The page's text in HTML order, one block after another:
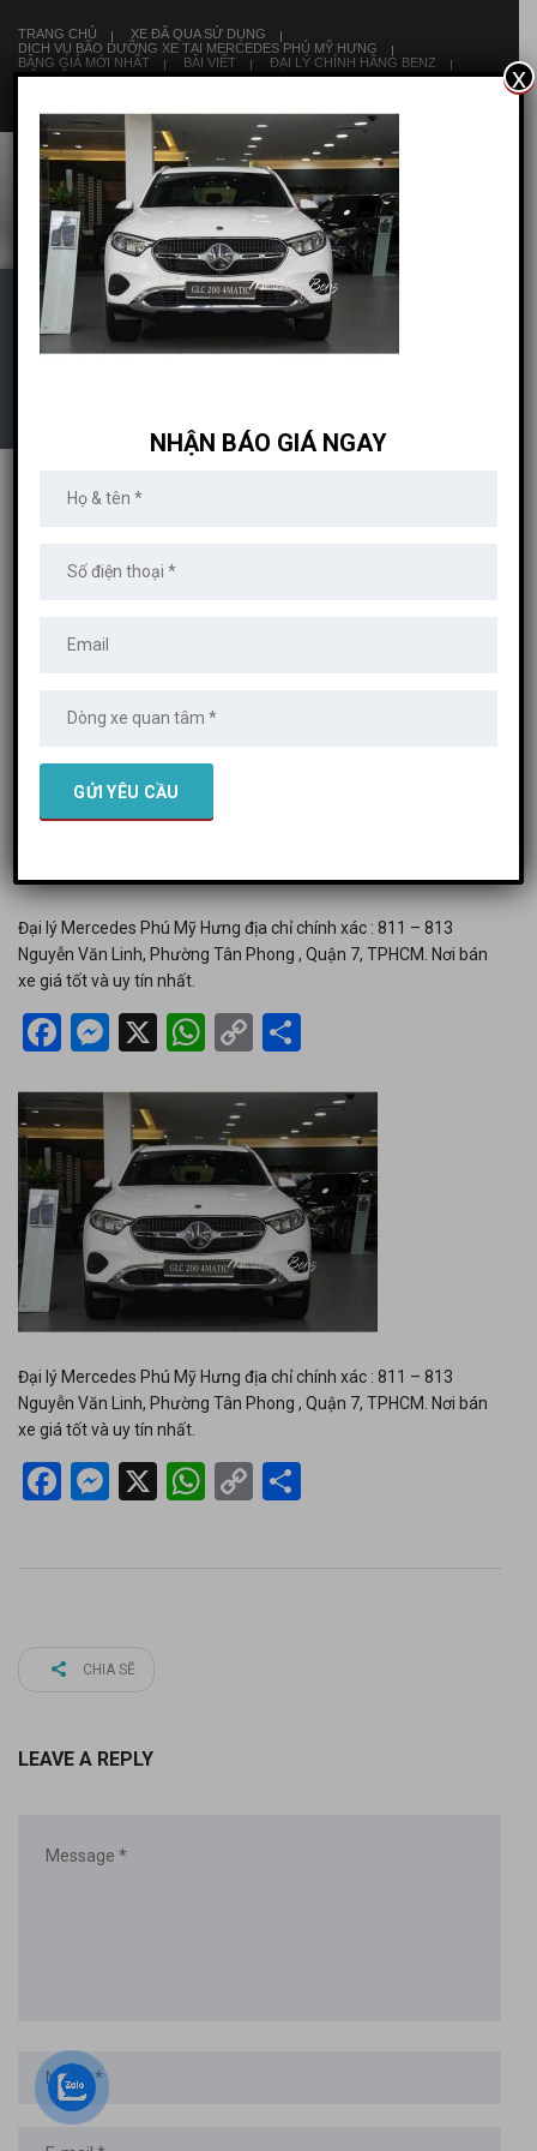
TRANG CHỦ
XE ĐÃ QUA SỬ DỤNG
DỊCH VỤ BÃO DƯỠNG XE TẠI MERCEDES PHÚ MỸ HƯNG
BẢNG GIÁ MỚI NHẤT
BÀI VIẾT
ĐẠI LÝ CHÍNH HÃNG BENZ
LIÊN HỆ
MERCEDES PHÚ MỸ
HƯNG
200 4MATIC > MERCEDES PHÚ MỸ HƯNG
Mercedes Phú
Mỹ Hưng
8 Tháng 7, 2024
Đại lý Mercedes Phú Mỹ Hưng địa chỉ chính xác : 811 – 813
Nguyễn Văn Linh, Phường Tân Phong , Quận 7, TPHCM. Nơi bán
xe giá tốt và uy tín nhất.
Facebook
Messenger
X WhatsApp
Copy
Đại lý Mercedes Phú Mỹ Hưng địa chỉ chính xác : 811 – 813
Nguyễn Văn Linh, Phường Tân Phong , Quận 7, TPHCM. Nơi bán
xe giá tốt và uy tín nhất.
Facebook
Messenger
X WhatsApp
Copy
CHIA SẼ
LEAVE A REPLY
NHẬN BÁO GIÁ NGAY
x